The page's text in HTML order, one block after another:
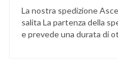
La nostra spedizione
salita La partenza della
e prevede una durata di